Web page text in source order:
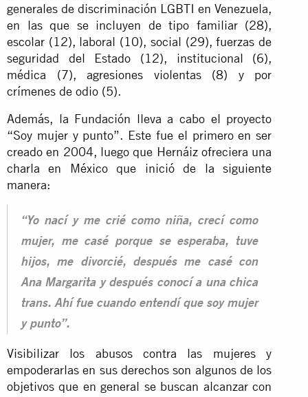
generales de discriminación LGBTI en Venezuela,
en las que se incluyen de tipo familiar (28),
escolar (12), laboral (10), social (29), fuerzas de
seguridad del Estado (12), institucional (6),
médica (7), agresiones violentas (8) y por
crímenes de odio (5).
Además, la Fundación lleva a cabo el proyecto
“Soy mujer y punto”. Este fue el primero en ser
creado en 2004, luego que Hernáiz ofreciera una
charla en México que inició de la siguiente
manera:
“Yo nací y me crié como niña, crecí como
mujer, me casé porque se esperaba, tuve
hijos, me divorcié, después me casé con
Ana Margarita y después conocí a una chica
trans. Ahí fue cuando entendí que soy mujer
y punto”.
Visibilizar los abusos contra las mujeres y
empoderarlas en sus derechos son algunos de los
objetivos que en general se buscan alcanzar con